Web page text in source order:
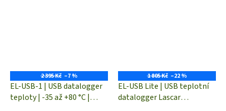
2 395 Kč –7 %
EL-USB-1 | USB datalogger
teploty | -35 až +80 °C |
1 805 Kč –22 %
EL-USB Lite | USB teplotní
datalogger Lascar